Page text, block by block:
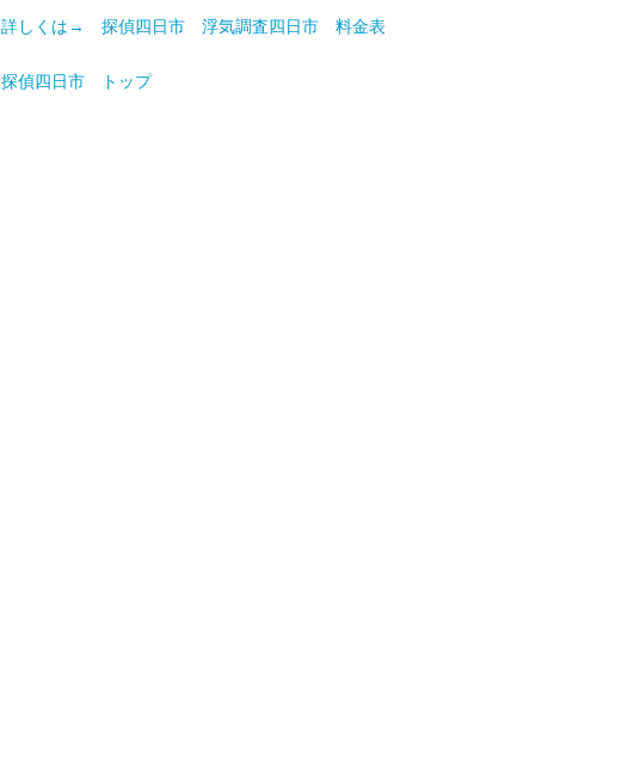
詳しくは→ 探偵四日市 浮気調査四日市 料金表
探偵四日市 トップ